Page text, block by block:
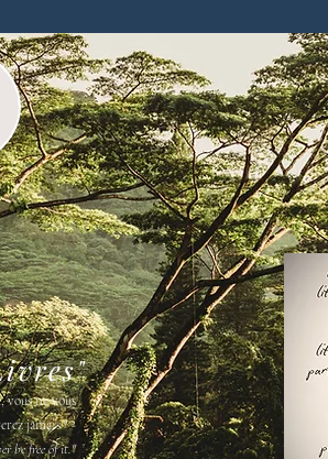
vous ne vous
jamais " -
be free of it."